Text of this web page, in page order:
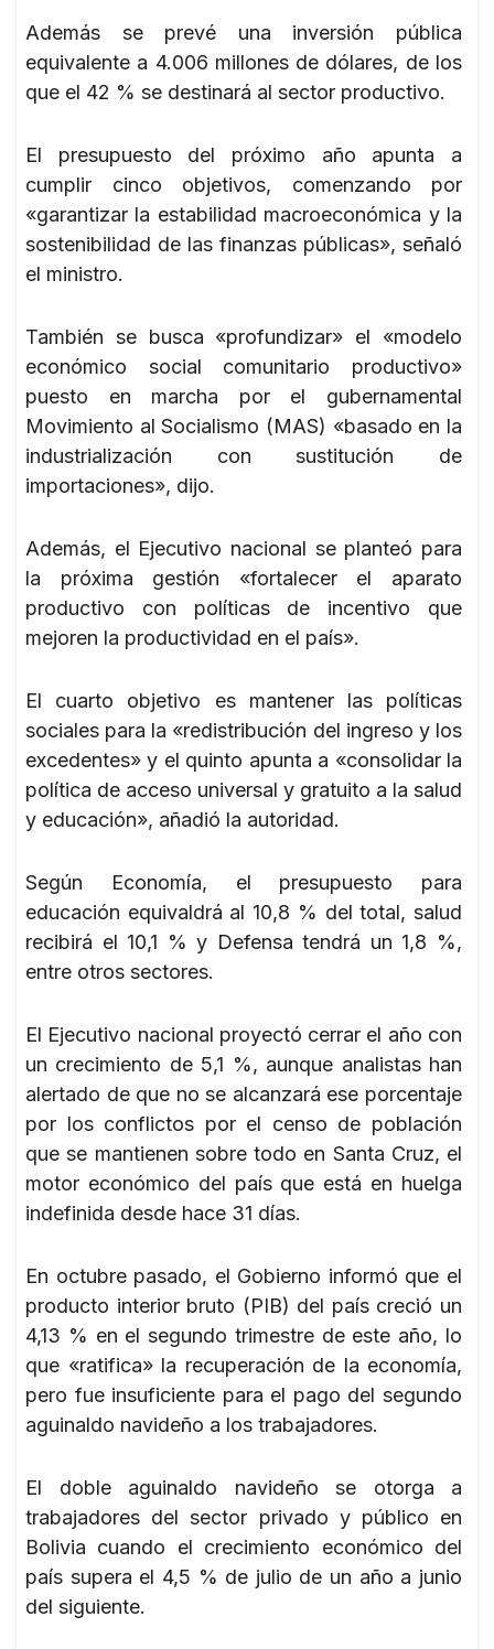
Además se prevé una inversión pública
equivalente a 4.006 millones de dólares, de los
que el 42 % se destinará al sector productivo.
El presupuesto del próximo año apunta a
cumplir cinco objetivos, comenzando por
«garantizar la estabilidad macroeconómica y la
sostenibilidad de las finanzas públicas», señaló
el ministro.
También se busca «profundizar» el «modelo
económico social comunitario productivo»
puesto en marcha por el gubernamental
Movimiento al Socialismo (MAS) «basado en la
industrialización con sustitución de
importaciones», dijo.
Además, el Ejecutivo nacional se planteó para
la próxima gestión «fortalecer el aparato
productivo con políticas de incentivo que
mejoren la productividad en el país».
El cuarto objetivo es mantener las políticas
sociales para la «redistribución del ingreso y los
excedentes» y el quinto apunta a «consolidar la
política de acceso universal y gratuito a la salud
y educación», añadió la autoridad.
Según Economía, el presupuesto para
educación equivaldrá al 10,8 % del total, salud
recibirá el 10,1 % y Defensa tendrá un 1,8 %,
entre otros sectores.
El Ejecutivo nacional proyectó cerrar el año con
un crecimiento de 5,1 %, aunque analistas han
alertado de que no se alcanzará ese porcentaje
por los conflictos por el censo de población
que se mantienen sobre todo en Santa Cruz, el
motor económico del país que está en huelga
indefinida desde hace 31 días.
En octubre pasado, el Gobierno informó que el
producto interior bruto (PIB) del país creció un
4,13 % en el segundo trimestre de este año, lo
que «ratifica» la recuperación de la economía,
pero fue insuficiente para el pago del segundo
aguinaldo navideño a los trabajadores.
El doble aguinaldo navideño se otorga a
trabajadores del sector privado y público en
Bolivia cuando el crecimiento económico del
país supera el 4,5 % de julio de un año a junio
del siguiente.